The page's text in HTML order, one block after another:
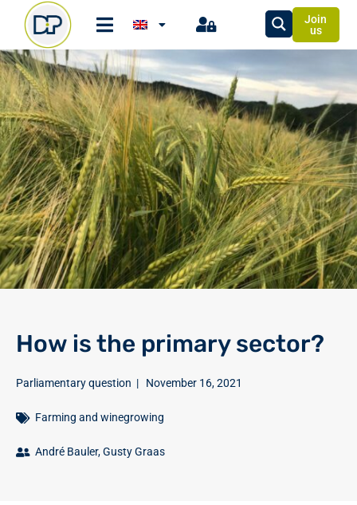
Join
us
How is the primary sector?
Parliamentary question | November 16, 2021
Farming and winegrowing
André Bauler,Gusty Graas